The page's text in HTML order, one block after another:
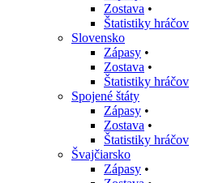
Zostava •
Štatistiky hráčov
Slovensko
Zápasy •
Zostava •
Štatistiky hráčov
Spojené štáty
Zápasy •
Zostava •
Štatistiky hráčov
Švajčiarsko
Zápasy •